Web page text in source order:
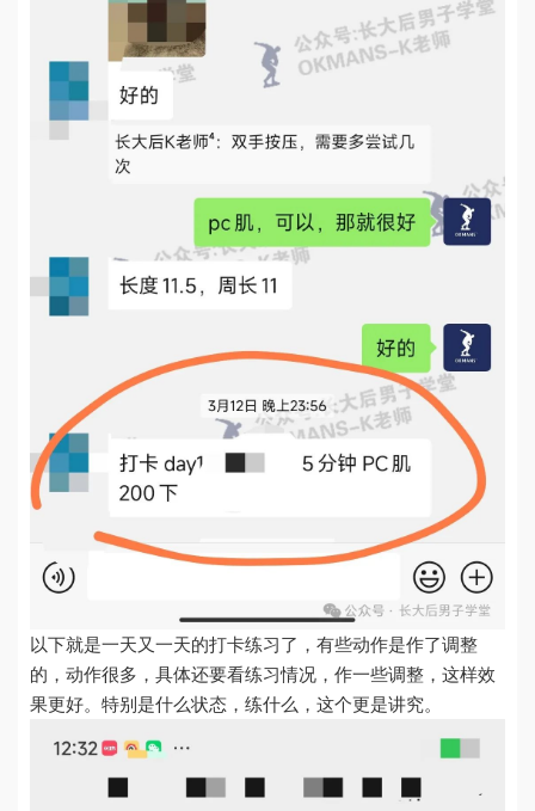
以下就是一天又一天的打卡练习了，​有些动作是作了调整
的，动作很多，具体还要看练习情况，作一些调整，这样效
果更好。特别是什么状态，练什么，这个更是讲究。